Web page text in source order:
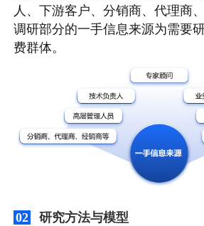
人、下游客户、分销商、代理商
调研部分的一手信息来源为需要
费群体。
02 研究方法与模型